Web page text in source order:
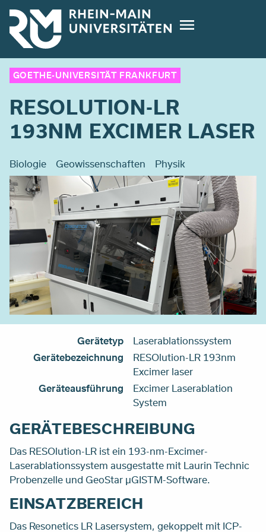
Direkt
zum
Inhalt
GOETHE-UNIVERSITÄT FRANKFURT
RESOLUTION-LR
193NM EXCIMER LASER
Biologie Geowissenschaften Physik
Gerätetyp
Laserablationssystem
Gerätebezeichnung
RESOlution-LR 193nm
Excimer laser
Geräteausführung
Excimer Laserablation
System
GERÄTEBESCHREIBUNG
Das RESOlution-LR ist ein 193-nm-Excimer-
Laserablationssystem ausgestatte mit Laurin Technic
Probenzelle und GeoStar μGISTM-Software.
EINSATZBEREICH
Das Resonetics LR Lasersystem, gekoppelt mit ICP-